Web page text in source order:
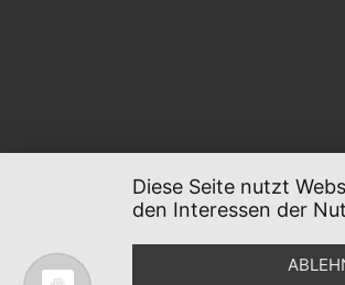
Diese Seite nutzt
den Interessen der